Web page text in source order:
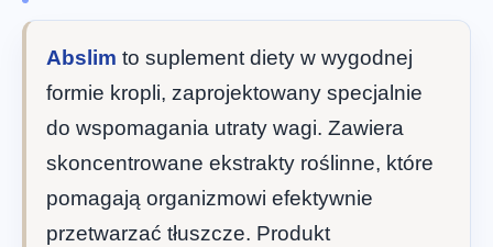
Abslim to suplement diety w wygodnej
formie kropli, zaprojektowany specjalnie
do wspomagania utraty wagi. Zawiera
skoncentrowane ekstrakty roślinne, które
pomagają organizmowi efektywnie
przetwarzać tłuszcze. Produkt